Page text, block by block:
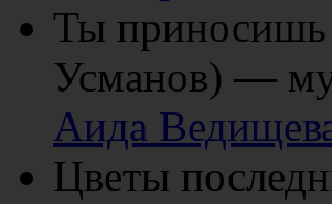
Ты приносишь
Усманов) —
Аида
Цветы